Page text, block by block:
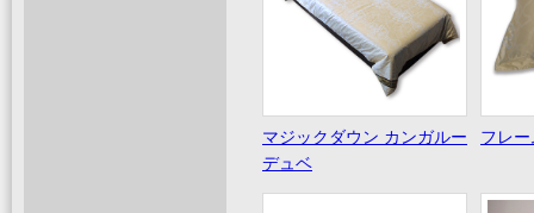
マジックダウン カンガルー
デュベ
フレ